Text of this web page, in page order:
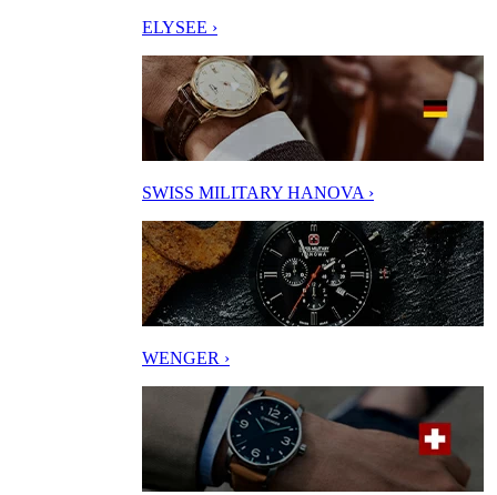
ELYSEE ›
SWISS MILITARY HANOVA ›
WENGER ›